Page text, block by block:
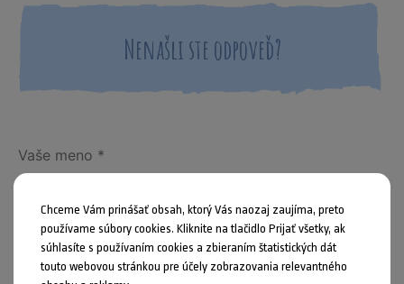
Nenašli ste odpoveď?
Chceme Vám prinášať obsah, ktorý Vás naozaj zaujíma, preto
používame súbory cookies. Kliknite na tlačidlo Prijať všetky, ak
súhlasíte s používaním cookies a zbieraním štatistických dát
touto webovou stránkou pre účely zobrazovania relevantného